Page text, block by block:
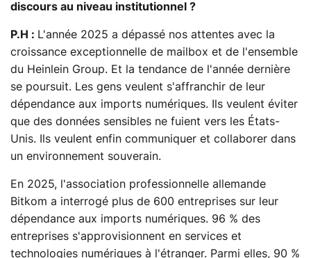
discours au niveau institutionnel ?
P.H : L'année 2025 a dépassé nos attentes avec la
croissance exceptionnelle de mailbox et de l'ensemble
du Heinlein Group. Et la tendance de l'année dernière
se poursuit. Les gens veulent s'affranchir de leur
dépendance aux imports numériques. Ils veulent éviter
que des données sensibles ne fuient vers les États-
Unis. Ils veulent enfin communiquer et collaborer dans
un environnement souverain.
En 2025, l'association professionnelle allemande
Bitkom a interrogé plus de 600 entreprises sur leur
dépendance aux imports numériques. 96 % des
entreprises s'approvisionnent en services et
technologies numériques à l'étranger. Parmi elles, 90 %